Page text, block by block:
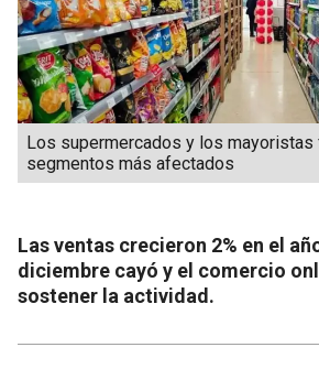
Los supermercados y los mayoristas
segmentos más afectados
Las ventas crecieron 2% en el
diciembre cayó y el comercio
sostener la actividad.